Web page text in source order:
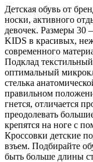
Детская обувь от
носки, активного
девочек. Размеры
KIDS в красивых,
современного
Подклад
оптимальный
стелька
правильном
гнется, отличается
преодолевать
крепятся на ноге с
Кроссовки детские
взъем. Подбирайте
быть больше длины